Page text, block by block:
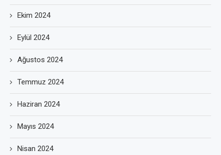
Ekim 2024
Eylül 2024
Ağustos 2024
Temmuz 2024
Haziran 2024
Mayıs 2024
Nisan 2024